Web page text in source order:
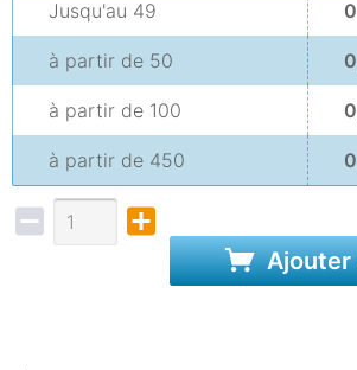
Jusqu'au 49
à partir de 50
à partir de 100
à partir de 450
Ajouter